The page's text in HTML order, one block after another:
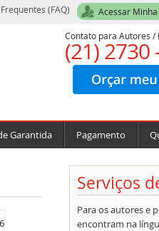
(FAQ) Acessar Minha
Contato para Autores /
(21) 2730
Garantida Pagamento
Serviços
Para os autores e
encontram na